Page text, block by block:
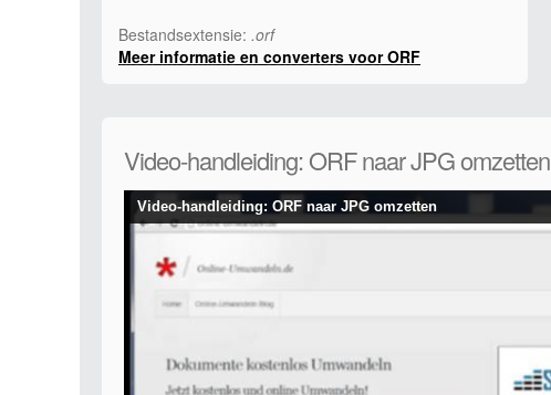
Bestandsextensie: .orf
Meer informatie en converters voor ORF
Video-handleiding: ORF naar JPG omzetten
Video-handleiding: ORF naar JPG omzetten